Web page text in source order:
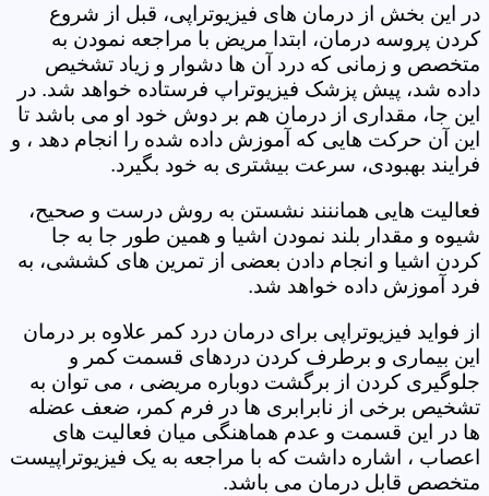
در این بخش از درمان های فیزیوتراپی، قبل از شروع
کردن پروسه درمان، ابتدا مریض با مراجعه نمودن به
متخصص و زمانی که درد آن ها دشوار و زیاد تشخیص
داده شد، پیش پزشک فیزیوتراپ فرستاده خواهد شد. در
این جا، مقداری از درمان هم بر دوش خود او می باشد تا
این آن حرکت هایی که آموزش داده شده را انجام دهد ، و
فرایند بهبودی، سرعت بیشتری به خود بگیرد.
فعالیت هایی هماننند نشستن به روش درست و صحیح،
شیوه و مقدار بلند نمودن اشیا و همین طور جا به جا
کردن اشیا و انجام دادن بعضی از تمرین های کششی، به
فرد آموزش داده خواهد شد.
از فواید فیزیوتراپی برای درمان درد کمر علاوه بر درمان
این بیماری و برطرف کردن دردهای قسمت کمر و
جلوگیری کردن از برگشت دوباره مریضی ، می توان به
تشخیص برخی از نابرابری ها در فرم کمر، ضعف عضله
ها در این قسمت و عدم هماهنگی میان فعالیت های
اعصاب ، اشاره داشت که با مراجعه به یک فیزیوتراپیست
متخصص قابل درمان می باشد.